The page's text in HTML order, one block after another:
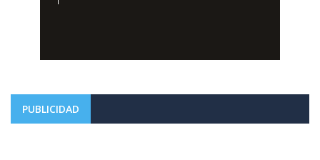
PUBLICIDAD